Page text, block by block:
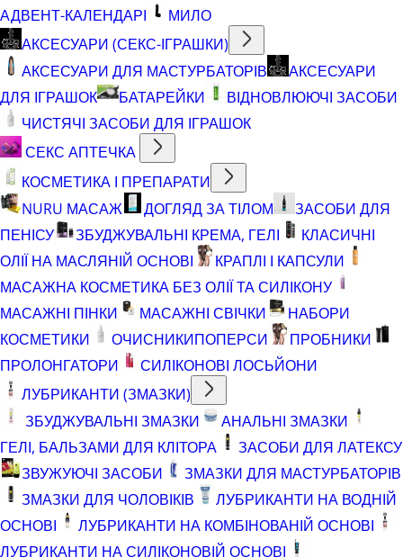
АДВЕНТ-КАЛЕНДАРІ
МИЛО
АКСЕСУАРИ (СЕКС-ІГРАШКИ)
АКСЕСУАРИ ДЛЯ МАСТУРБАТОРІВ
АКСЕСУАРИ
ДЛЯ ІГРАШОК
БАТАРЕЙКИ
ВІДНОВЛЮЮЧІ ЗАСОБИ
ЧИСТЯЧІ ЗАСОБИ ДЛЯ ІГРАШОК
СЕКС АПТЕЧКА
КОСМЕТИКА І ПРЕПАРАТИ
NURU МАСАЖ
ДОГЛЯД ЗА ТІЛОМ
ЗАСОБИ ДЛЯ
ПЕНІСУ
ЗБУДЖУВАЛЬНІ КРЕМА, ГЕЛІ
КЛАСИЧНІ
ОЛІЇ НА МАСЛЯНІЙ ОСНОВІ
КРАПЛІ І КАПСУЛИ
МАСАЖНА КОСМЕТИКА БЕЗ ОЛІЇ ТА СИЛІКОНУ
МАСАЖНІ ПІНКИ
МАСАЖНІ СВІЧКИ
НАБОРИ
КОСМЕТИКИ
ОЧИСНИКИПОПЕРСИ
ПРОБНИКИ
ПРОЛОНГАТОРИ
СИЛІКОНОВІ ЛОСЬЙОНИ
ЛУБРИКАНТИ (ЗМАЗКИ)
ЗБУДЖУВАЛЬНІ ЗМАЗКИ
АНАЛЬНІ ЗМАЗКИ
ГЕЛІ, БАЛЬЗАМИ ДЛЯ КЛІТОРА
ЗАСОБИ ДЛЯ ЛАТЕКСУ
ЗВУЖУЮЧІ ЗАСОБИ
ЗМАЗКИ ДЛЯ МАСТУРБАТОРІВ
ЗМАЗКИ ДЛЯ ЧОЛОВІКІВ
ЛУБРИКАНТИ НА ВОДНІЙ
ОСНОВІ
ЛУБРИКАНТИ НА КОМБІНОВАНІЙ ОСНОВІ
ЛУБРИКАНТИ НА СИЛІКОНОВІЙ ОСНОВІ